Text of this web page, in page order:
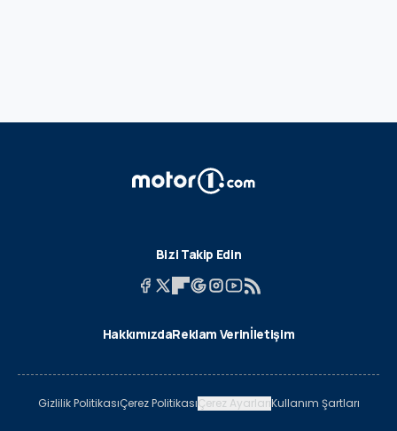
Bizi Takip Edin
HakkımızdaReklam Verinİletişim
Gizlilik PolitikasıÇerez PolitikasıÇerez AyarlarıKullanım Şartları